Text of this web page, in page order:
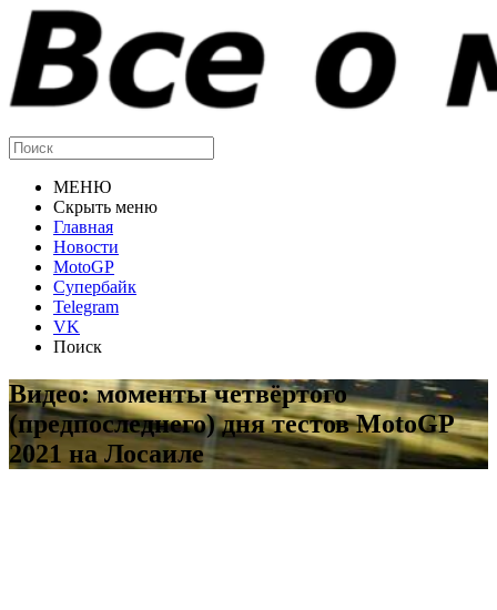
МЕНЮ
Скрыть меню
Главная
Новости
MotoGP
Супербайк
Telegram
VK
Поиск
Видео: моменты четвёртого
(предпоследнего) дня тестов MotoGP
2021 на Лосаиле